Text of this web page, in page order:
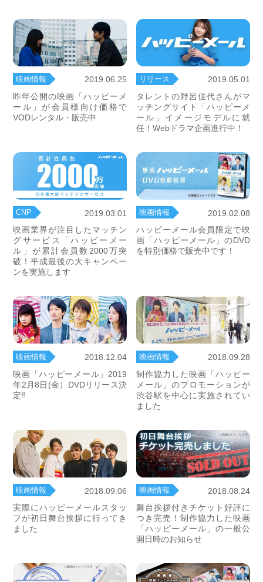
映画情報
2019.06.25
昨年公開の映画「ハッピーメ
ール」が会員様向け価格で
VODレンタル・販売中
リリース
2019.05.01
タレントの野呂佳代さんがマ
ッチングサイト「ハッピーメ
ール」イメージモデルに就
任！Webドラマ企画進行中！
CNP
2019.03.01
映画業界が注目したマッチン
グサービス「ハッピーメー
ル」が累計会員数2000万突
破！平成最後の大キャンペー
ンを実施します
映画情報
2019.02.08
ハッピーメール会員限定で映
画「ハッピーメール」のDVD
を特別価格で販売中です！
映画情報
2018.12.04
映画「ハッピーメール」2019
年2月8日(金）DVDリリース決
定‼
映画情報
2018.09.28
制作協力した映画「ハッピー
メール」のプロモーションが
渋谷駅を中心に実施されてい
ました
映画情報
2018.09.06
実際にハッピーメールスタッ
フが初日舞台挨拶に行ってき
ました
映画情報
2018.08.24
舞台挨拶付きチケット好評に
つき完売！制作協力した映画
「ハッピーメール」の一般公
開日時のお知らせ